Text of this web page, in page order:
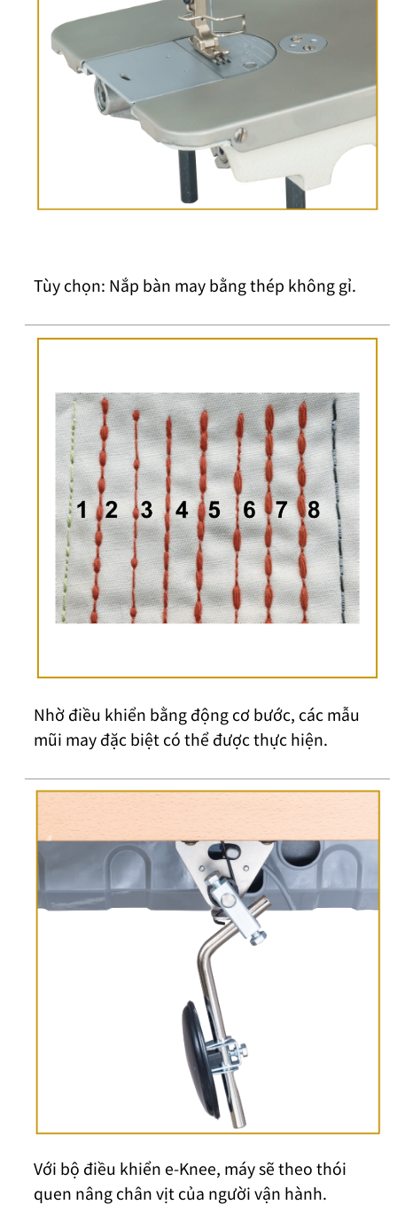
Tùy chọn: Nắp bàn may bằng thép không gỉ.
Nhờ điều khiển bằng động cơ bước, các mẫu
mũi may đặc biệt có thể được thực hiện.
Với bộ điều khiển e-Knee, máy sẽ theo thói
quen nâng chân vịt của người vận hành.